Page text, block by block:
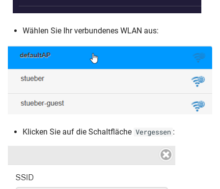
Wählen Sie Ihr verbundenes WLAN aus:
Klicken Sie auf die Schaltfläche Vergessen :